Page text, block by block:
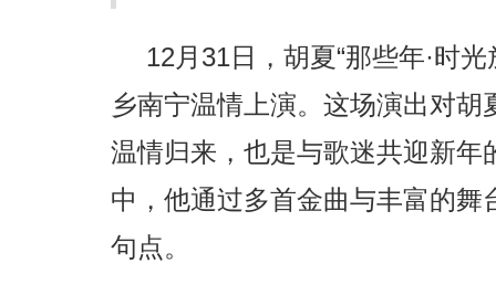
12月31日，胡夏“那些年·时
乡南宁温情上演。这场演出对
温情归来，也是与歌迷共迎新
中，他通过多首金曲与丰富的
句点。